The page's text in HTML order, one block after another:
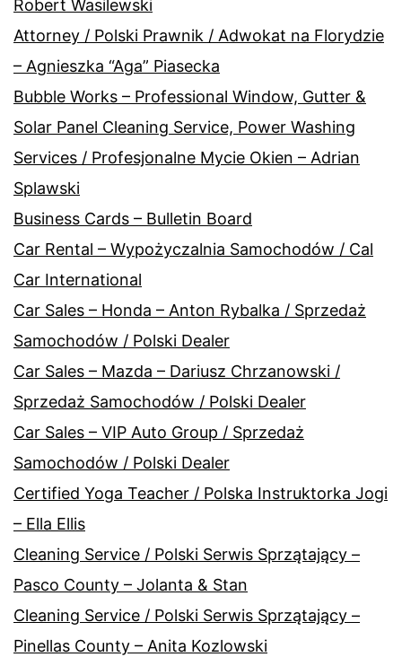
Robert Wasilewski
Attorney / Polski Prawnik / Adwokat na Florydzie
– Agnieszka “Aga” Piasecka
Bubble Works – Professional Window, Gutter &
Solar Panel Cleaning Service, Power Washing
Services / Profesjonalne Mycie Okien – Adrian
Splawski
Business Cards – Bulletin Board
Car Rental – Wypożyczalnia Samochodów / Cal
Car International
Car Sales – Honda – Anton Rybalka / Sprzedaż
Samochodów / Polski Dealer
Car Sales – Mazda – Dariusz Chrzanowski /
Sprzedaż Samochodów / Polski Dealer
Car Sales – VIP Auto Group / Sprzedaż
Samochodów / Polski Dealer
Certified Yoga Teacher / Polska Instruktorka Jogi
– Ella Ellis
Cleaning Service / Polski Serwis Sprzątający –
Pasco County – Jolanta & Stan
Cleaning Service / Polski Serwis Sprzątający –
Pinellas County – Anita Kozlowski